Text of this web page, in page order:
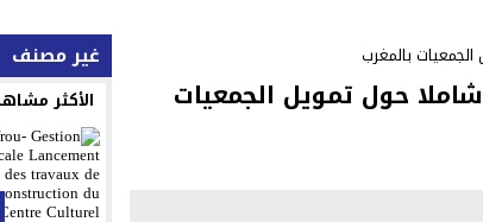
بالمغرب
حول تمويل الجمعيات
غير مصنف
الأكثر